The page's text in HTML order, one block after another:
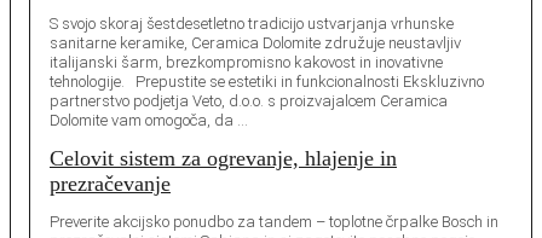
S svojo skoraj šestdesetletno tradicijo ustvarjanja vrhunske
sanitarne keramike, Ceramica Dolomite združuje neustavljiv
italijanski šarm, brezkompromisno kakovost in inovativne
tehnologije. Prepustite se estetiki in funkcionalnosti Ekskluzivno
partnerstvo podjetja Veto, d.o.o. s proizvajalcem Ceramica
Dolomite vam omogoča, da …
Celovit sistem za ogrevanje, hlajenje in
prezračevanje
Preverite akcijsko ponudbo za tandem – toplotne črpalke Bosch in